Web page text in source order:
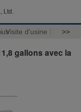
Ltd.
Visite d'usine >>
gallons avec la